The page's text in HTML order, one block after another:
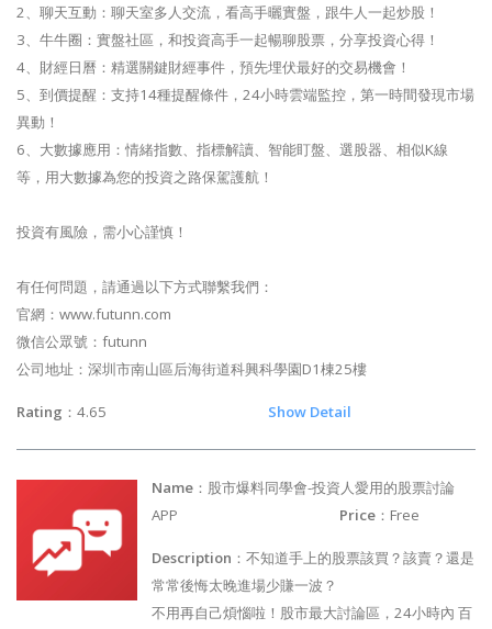
2、聊天互動：聊天室多人交流，看高手曬實盤，跟牛人一起炒股！
3、牛牛圈：實盤社區，和投資高手一起暢聊股票，分享投資心得！
4、財經日曆：精選關鍵財經事件，預先埋伏最好的交易機會！
5、到價提醒：支持14種提醒條件，24小時雲端監控，第一時間發現市場
異動！
6、大數據應用：情緒指數、指標解讀、智能盯盤、選股器、相似K線
等，用大數據為您的投資之路保駕護航！
投資有風險，需小心謹慎！
有任何問題，請通過以下方式聯繫我們：
官網：www.futunn.com
微信公眾號：futunn
公司地址：深圳市南山區后海街道科興科學園D1棟25樓
Rating ：4.65 Show Detail
Name ：股市爆料同學會-投資人愛用的股票討論
APP
Price ：Free
Description ：不知道手上的股票該買？該賣？還是
常常後悔太晚進場少賺一波？
不用再自己煩惱啦！股市最大討論區，24小時內 百